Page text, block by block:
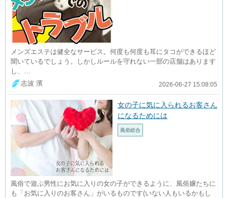
メンズエステは健全なサービス。何度も何度も耳にタコができるほど
聞いているでしょう。しかしルールを守れない一部の店舗はあります
し、…
志波 濱
2026-06-27 15:08:05
女の子に気に入られるお客さん
になるためには
風俗総合
風俗で遊ぶ男性にお気に入りの女の子ができるように、風俗嬢たちに
も「お気に入りのお客さん」がいるものです(いない人もいるかもし